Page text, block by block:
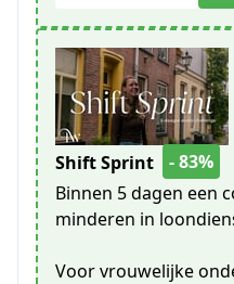
Shift Sprint
- 83%
Binnen 5 dagen een
minderen in
Voor vrouwelijke